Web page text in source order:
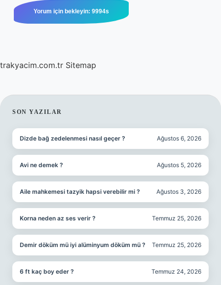
trakyacim.com.tr Sitemap
SIDEBAR
SON YAZILAR
Dizde bağ zedelenmesi nasıl geçer ? Ağustos 6, 2026
Avi ne demek ? Ağustos 5, 2026
Aile mahkemesi tazyik hapsi verebilir mi ? Ağustos 3, 2026
Korna neden az ses verir ? Temmuz 25, 2026
Demir döküm mü iyi alüminyum döküm mü ? Temmuz 25, 2026
6 ft kaç boy eder ? Temmuz 24, 2026